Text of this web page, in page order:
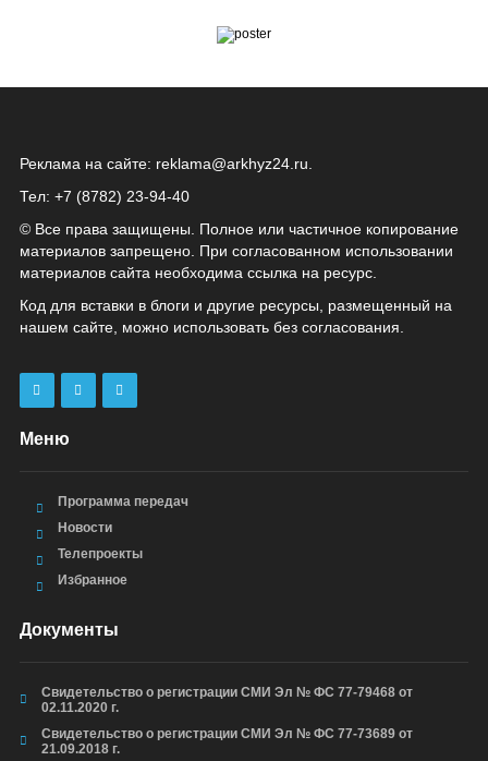
Реклама на сайте: reklama@arkhyz24.ru
Тел: +7 (8782) 23‑94‑40
© Все права защищены. Полное или частичное копирование
материалов запрещено. При согласованном использовании
материалов сайта необходима ссылка на ресурс.
Код для вставки в блоги и другие ресурсы, размещенный на
нашем сайте, можно использовать без согласования.
Меню
Программа передач
Новости
Телепроекты
Избранное
Документы
Свидетельство о регистрации СМИ Эл № ФС 77-79468 от
02.11.2020 г.
Свидетельство о регистрации СМИ Эл № ФС 77-73689 от
21.09.2018 г.